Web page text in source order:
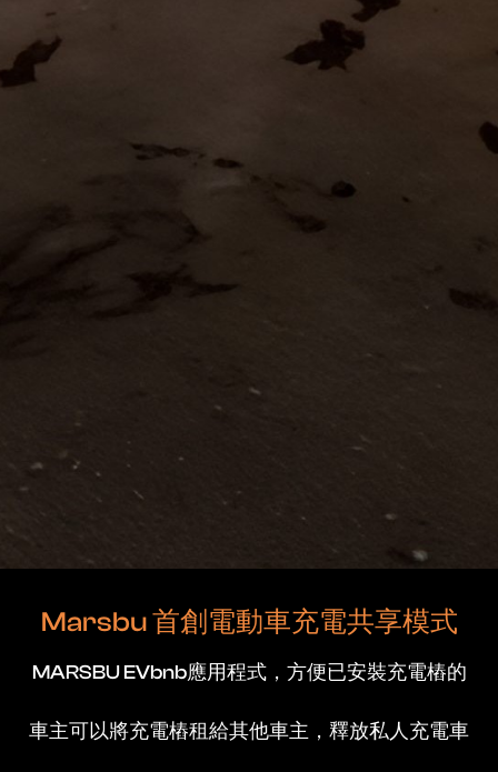
想共享你嘅私人充電椿？立
即成為MARSBU電動車共享
Marsbu 首創電動車充電共享模式
MARSBU EVbnb應用程式，方便已安裝充電樁的
車主可以將充電樁租給其他車主，釋放私人充電車